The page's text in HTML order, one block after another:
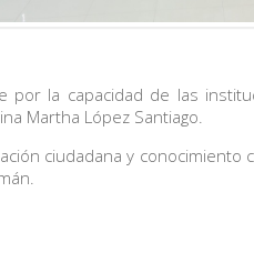
por la capacidad de las
Martha López Santiago.
ciudadana y